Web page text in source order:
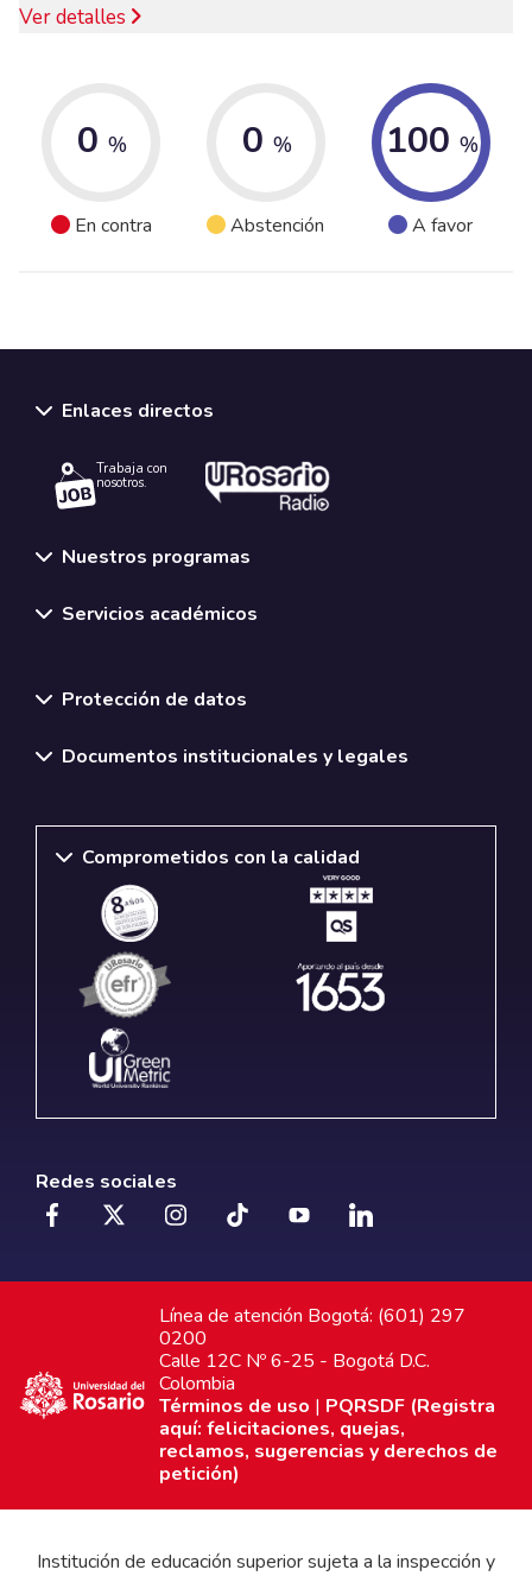
Ver detalles
0 %
En contra
0 %
Abstención
100 %
A favor
Enlaces directos
Trabaja con
nosotros.
Nuestros programas
Servicios académicos
Protección de datos
Documentos institucionales y legales
Comprometidos con la calidad
Redes sociales
Línea de atención Bogotá: (601) 297
0200
Calle 12C Nº 6-25 - Bogotá D.C.
Colombia
Términos de uso | PQRSDF (Registra
aquí: felicitaciones, quejas,
reclamos, sugerencias y derechos de
petición)
Institución de educación superior sujeta a la inspección y